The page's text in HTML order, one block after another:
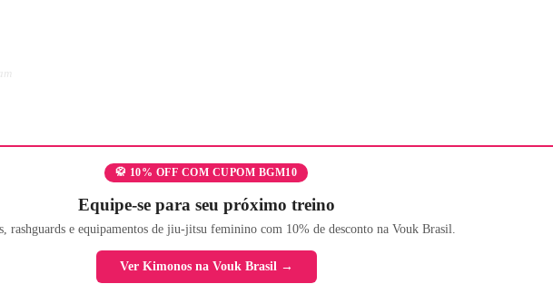
🥋 10% OFF COM CUPOM BGM10
Equipe-se para seu próximo treino
rashguards e equipamentos de jiu-jitsu feminino com 10% de desconto na Vouk Brasil.
Ver Kimonos na Vouk Brasil →